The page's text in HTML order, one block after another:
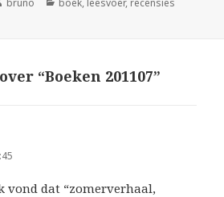
bruno boek, leesvoer, recensies
“Boeken 201107”
vond dat “zomerverhaal,